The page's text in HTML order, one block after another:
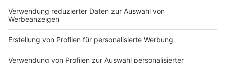
Du hast dir noch keine Artikel gemerkt
Markiere sie hierfür mit einem